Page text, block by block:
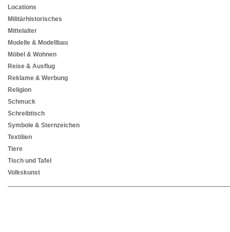
Locations
Militärhistorisches
Mittelalter
Modelle & Modellbau
Möbel & Wohnen
Reise & Ausflug
Reklame & Werbung
Religion
Schmuck
Schreibtisch
Symbole & Sternzeichen
Textilien
Tiere
Tisch und Tafel
Volkskunst